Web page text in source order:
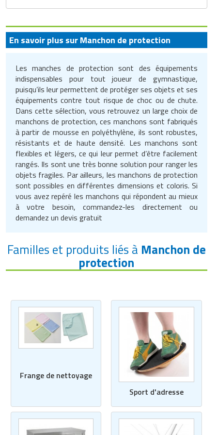
Vêtements personnalisés
Traitement de l'air
Traitement des eaux
Transformateur électrique
Tubes et profilés
Tuyau flexible
Tuyau galvanisé
Tuyau renforcé
Ventilateurs et aération d'atelier
Tapis et caillebotis
Traitement du linge
Vestiaires et casiers
Equipements de football
Equipements de karting
Equipements pour roller
Equipements pour skateboard
Equipements pour stade et terrain
sportif
Jeu gymnique
Loisirs
Matériel de fitness
Matériel de musculation
Vêtement sportif
Pétrin professionnel
Piano de cuisson
Pompes à sauce
Portes commandes restaurant
Présentoir pour restaurant
Réchaud professionnel
Réfrigérateur professionnel
Restauration foraine
Robinetterie professionnelle
Sautause professionnelle
Tables de préparation réfrigérées
Ustensile de cuisine
Vaisselle restaurant
En savoir plus sur Manchon de protection
Les manches de protection sont des équipements
indispensables pour tout joueur de gymnastique,
puisqu’ils leur permettent de protéger ses objets et ses
équipements contre tout risque de choc ou de chute.
Dans cette sélection, vous retrouvez un large choix de
manchons de protection, ces manchons sont fabriqués
à partir de mousse en polyéthylène, ils sont robustes,
résistants et de haute densité. Les manchons sont
flexibles et légers, ce qui leur permet d’être facilement
rangés. Ils sont une très bonne solution pour ranger les
objets fragiles. Par ailleurs, les manchons de protection
sont possibles en différentes dimensions et coloris. Si
vous avez repéré les manchons qui répondent au mieux
à votre besoin, commandez-les directement ou
demandez un devis gratuit
Familles et produits liés à Manchon de
protection
Frange de nettoyage
Sport d'adresse